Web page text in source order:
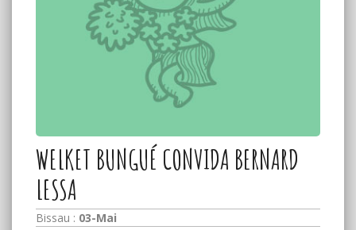
WELKET BUNGUÉ CONVIDA BERNARD
LESSA
Bissau : 03-Mai